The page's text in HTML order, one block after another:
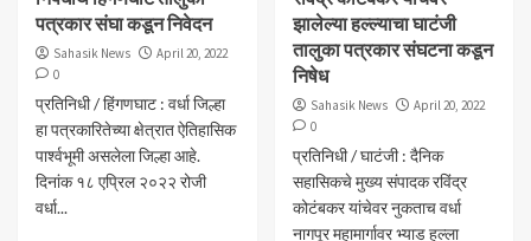
पत्रकार संघा कडून निवेदन
Sahasik News
April 20, 2022
0
प्रतिनिधी / हिंगणघाट : वर्धा जिल्हा
हा पत्रकारितेच्या क्षेत्रात ऐतिहासिक
पार्श्वभूमी असलेला जिल्हा आहे.
दिनांक १८ एप्रिल २०२२ रोजी
वर्धा...
झालेल्या हल्ल्याचा घाटंजी
तालुका पत्रकार संघटना कडून
निषेध
Sahasik News
April 20, 2022
0
प्रतिनिधी / घाटंजी : दैनिक
सहासिकचे मुख्य संपादक रविंद्र
कोटंबकर यांचेवर नुकताच वर्धा
नागपूर महामार्गावर भ्याड हल्ला